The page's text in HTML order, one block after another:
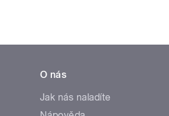
O nás
Jak nás naladíte